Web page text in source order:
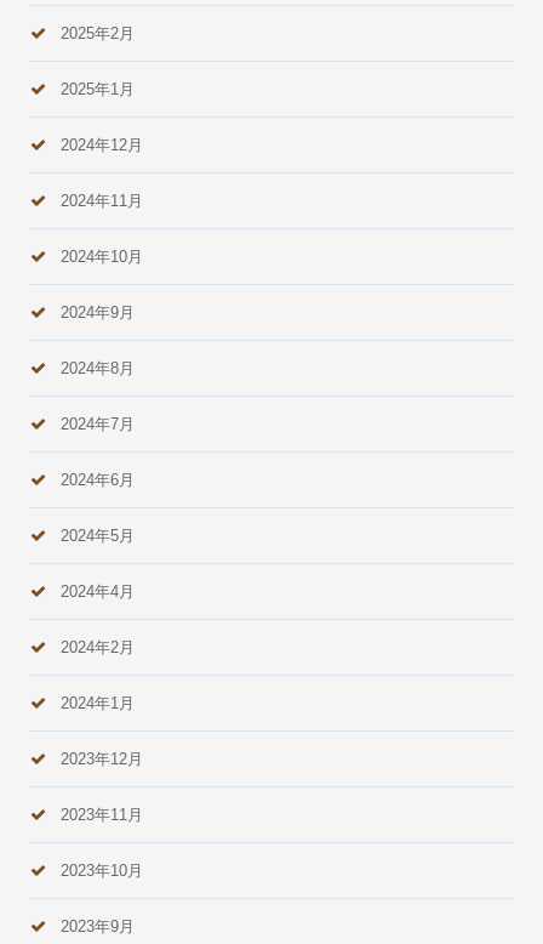
2025年2月
2025年1月
2024年12月
2024年11月
2024年10月
2024年9月
2024年8月
2024年7月
2024年6月
2024年5月
2024年4月
2024年2月
2024年1月
2023年12月
2023年11月
2023年10月
2023年9月